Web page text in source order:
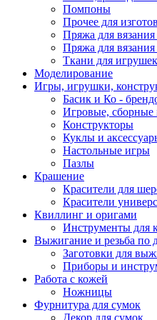
Помпоны
Прочее для
Пряжа для
Пряжа для
Ткани для игрушек
Моделирование
Игры, игрушки,
Басик и Ко -
Игровые, сборные
Конструкторы
Куклы и
Настольные игры
Пазлы
Крашение
Красители для
Красители
Квиллинг и оригами
Инструменты для
Выжигание и резьба по
Заготовки для
Приборы и
Работа с кожей
Ножницы
Фурнитура для сумок
Декор для сумок